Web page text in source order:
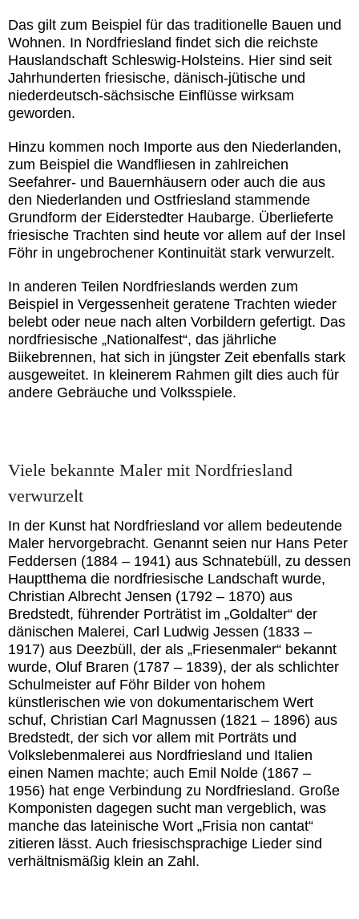
Das gilt zum Beispiel für das traditionelle Bauen und
Wohnen. In Nordfriesland findet sich die reichste
Hauslandschaft Schleswig-Holsteins. Hier sind seit
Jahrhunderten friesische, dänisch-jütische und
niederdeutsch-sächsische Einflüsse wirksam
geworden.
Hinzu kommen noch Importe aus den Niederlanden,
zum Beispiel die Wandfliesen in zahlreichen
Seefahrer- und Bauernhäusern oder auch die aus
den Niederlanden und Ostfriesland stammende
Grundform der Eiderstedter Haubarge. Überlieferte
friesische Trachten sind heute vor allem auf der Insel
Föhr in ungebrochener Kontinuität stark verwurzelt.
In anderen Teilen Nordfrieslands werden zum
Beispiel in Vergessenheit geratene Trachten wieder
belebt oder neue nach alten Vorbildern gefertigt. Das
nordfriesische „Nationalfest“, das jährliche
Biikebrennen, hat sich in jüngster Zeit ebenfalls stark
ausgeweitet. In kleinerem Rahmen gilt dies auch für
andere Gebräuche und Volksspiele.
Viele bekannte Maler mit Nordfriesland
verwurzelt
In der Kunst hat Nordfriesland vor allem bedeutende
Maler hervorgebracht. Genannt seien nur Hans Peter
Feddersen (1884 – 1941) aus Schnatebüll, zu dessen
Hauptthema die nordfriesische Landschaft wurde,
Christian Albrecht Jensen (1792 – 1870) aus
Bredstedt, führender Porträtist im „Goldalter“ der
dänischen Malerei, Carl Ludwig Jessen (1833 –
1917) aus Deezbüll, der als „Friesenmaler“ bekannt
wurde, Oluf Braren (1787 – 1839), der als schlichter
Schulmeister auf Föhr Bilder von hohem
künstlerischen wie von dokumentarischem Wert
schuf, Christian Carl Magnussen (1821 – 1896) aus
Bredstedt, der sich vor allem mit Porträts und
Volkslebenmalerei aus Nordfriesland und Italien
einen Namen machte; auch Emil Nolde (1867 –
1956) hat enge Verbindung zu Nordfriesland. Große
Komponisten dagegen sucht man vergeblich, was
manche das lateinische Wort „Frisia non cantat“
zitieren lässt. Auch friesischsprachige Lieder sind
verhältnismäßig klein an Zahl.